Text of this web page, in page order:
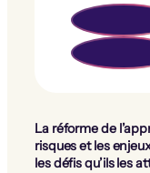
La réforme de
risques et les
les défis qu’ils les